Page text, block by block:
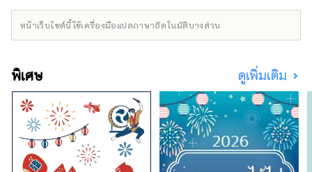
หน้าเว็บไซต์นี้ใช้เครื่องมือแปลภาษาอัตโนมัติบางส่วน
พิเศษ ดูเพิ่มเติม